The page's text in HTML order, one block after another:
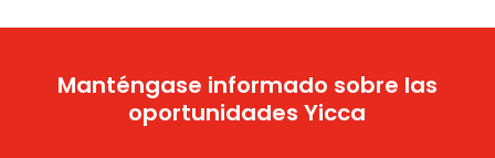
Manténgase informado sobre las
oportunidades Yicca